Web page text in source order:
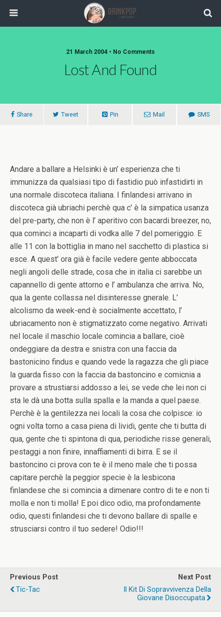
21 March 2004 • No Comments
Lost And Found
Share Tweet Pin Mail SMS
Andare a ballare a Helsinki è un’ esperienza che ti
immunizza da qualsiasi tipo di fastidio può infastidirti in
una normale discoteca italiana. I finlandesi arrivano in
discoteca già ubriachi perchè qua c’ è la simpatica usanza
del pre-party, che non è l’ aperitivo con bacardi breezer, no,
qua cominci a incaparti di vodka alle 7 del pomeriggio. E
alle 11 con la bottiglia in mano nel sacchetto di plastica si
esce. A quest’ ora già è facile vedere gente abboccata
negli angoli delle strade, cosa che in italia ci sarebbe un
capannello di gente attorno e l’ ambulanza che arriva. No,
qua la gente collassa nel disinteresse gnerale. L’
alcolismo da week-end è socialmente accettato, l’
ubriacamento non è stigmatizzato come negativo. Arrivati
nel locale il maschio locale comincia a ballare, cioè
ondeggiare da destra e snistra con una faccia da
bastonicino findus e quando vede la ragazza che gli piace
la guarda fisso con la faccia da bastoncino e comicnia a
provare a strustiarsi addosso a lei, se vede che lei non ci
sta le dà una botta sulla spalla e la manda a quel paese.
Perchè è la gentilezza nei locali la cosa che colpisce: io
ogni volta torno a casa piena di lividi, gente che ti butta di
qua, gente che ti spintona di qua, periodiche risse generali,
pestaggi a non finire, innaffiamenti di birra. E se il
bastoncino ci prova con te è il meno male che ti possa
capitare perchè la peggior specie è la lesbicona
finlandese che si comincia a dimenare contro di te e non ti
molla e non ti molla! E poi dico odio, ma profondamente
odio, questi finlandesi che ti devono ballare di spalle e
strusciarsi contro il tuo sedere! Odio!!!
Previous Post
Tic-Tac
Next Post
Il Kit Di Sopravvivenza Della
Giovane Disoccupata